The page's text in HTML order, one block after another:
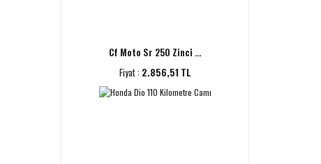
Cf Moto Sr 250 Zinci ...
Fiyat : 2.856,51 TL